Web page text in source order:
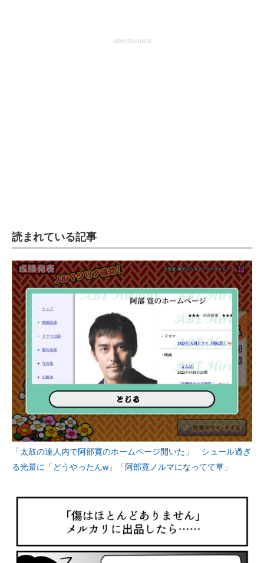
advertisement
読まれている記事
「太鼓の達人内で阿部寛のホームページ開いた」 シュール過ぎ
る光景に「どうやったんw」「阿部寛ノルマになってて草」